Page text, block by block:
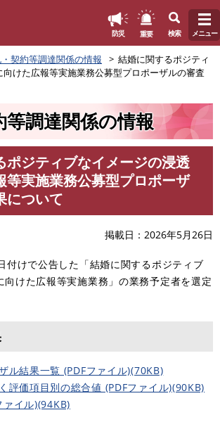
防災 重要 検索 メニュー
・契約等調達関係の情報
結婚に関するポジティ
けた広報等実施業務公募型プロポーザルの審査
等調達関係の情報
ポジティブなイメージの浸透
等実施業務公募型プロポーザ
について
掲載日 2026年5月26日
けで公告した「結婚に関するポジティブ
向けた広報等実施業務」の業務予定者を選定
ル結果一覧 (PDFファイル)(70KB)
評価項目別の総合値 (PDFファイル)(90KB)
ァイル)(94KB)